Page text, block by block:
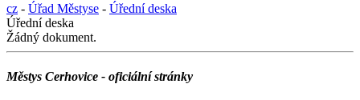
cz - Úřad Městyse - Úřední deska
Úřední deska
Žádný dokument.
Městys Cerhovice - oficiální stránky